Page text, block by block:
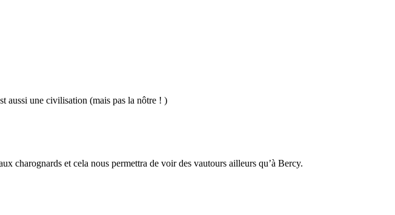
aussi une civilisation (mais pas la nôtre ! )
charognards et cela nous permettra de voir des vautours ailleurs qu’à Bercy.